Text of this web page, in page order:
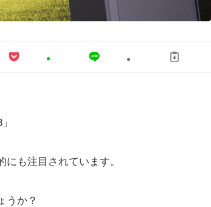
も注目されています。
うか？